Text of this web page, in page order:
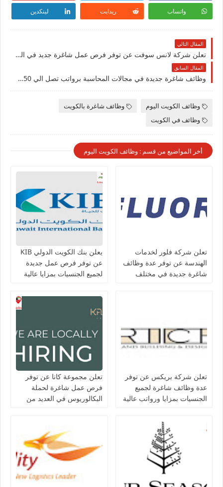
واتساب ريدايت لينكدين
المقال التالي
تعلن شركة لانس سوفت عن توفر فرص عمل شاغرة جديد في العديد من التفاصيل للمقيمين والوافدين في الكويت
المقال السابق
وظائف شاغرة جديدة في مجالات المحاسبة برواتب تصل الي 550 دينار كويتي
وظائف الكويت اليوم
وظائف شاغرة بالكويت
وظائف في الكويت
أخر المواضيع من قسم : وظائف الكويت اليوم
تعلن شركة فلور لخدمات
الهندسة عن توفر عدة وظائف
شاغرة جديدة في مختلف
يعلن بنك الكويت الدولي KIB
عن توفر فرص عمل جديدة
لجميع الجنسيات بمزايا عالية
تعلن شركة بريكس عن توفر
عدة وظائف شاغرة لجميع
الجنسيات بمزايا ورواتب عالية
تعلن مجموعة كانا عن توفر
فرص عمل شاغرة لحملة
البكالوريوس في العديد من